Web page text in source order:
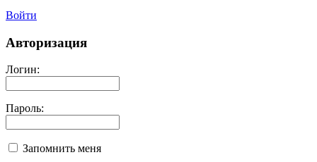
Войти
Авторизация
Логин:
Пароль:
Запомнить меня